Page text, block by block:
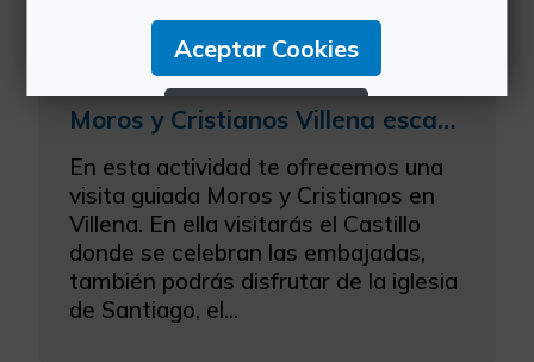
Moros y Cristianos Villena escapada gastronómica con visita castillo
En esta actividad te ofrecemos una
visita guiada Moros y Cristianos en
Villena. En ella visitarás el Castillo
donde se celebran las embajadas,
también podrás disfrutar de la iglesia
de Santiago, el...
Aceptar Cookies
Rechazar Cookies
Configurar Cookies
Más información